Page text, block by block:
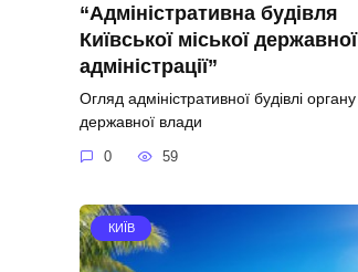
“Адміністративна будівля
Київської міської державної
адміністрації”
Огляд адміністративної будівлі органу
державної влади
0 59
КИЇВ